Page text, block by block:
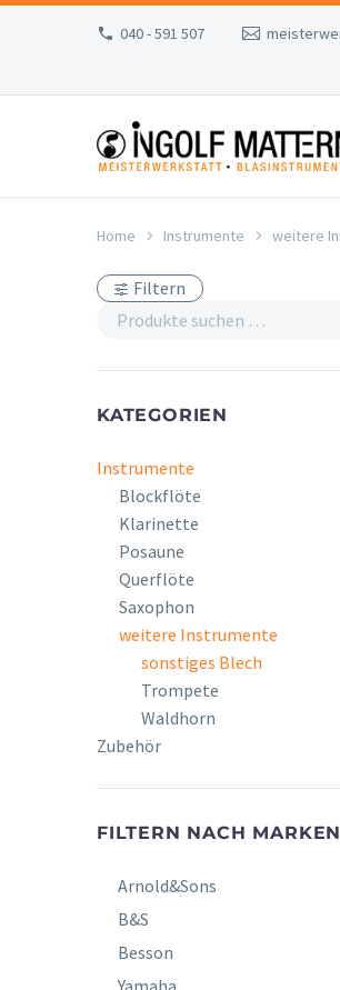
040 - 591 507
Home Instrumente weitere
Filtern
KATEGORIEN
Instrumente
Blockflöte
Klarinette
Posaune
Querflöte
Saxophon
weitere Instrumente
sonstiges Blech
Trompete
Waldhorn
Zubehör
FILTERN NACH MARKEN
Arnold&Sons
B&S
Besson
Yamaha